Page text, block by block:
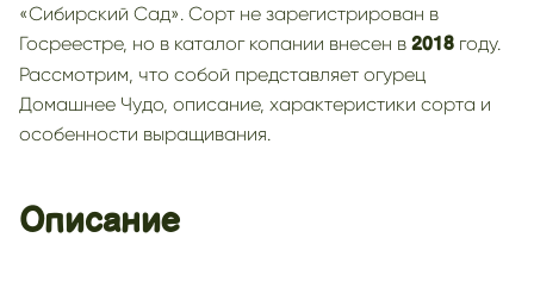
«Сибирский Сад». Сорт не зарегистрирован в
Госреестре, но в каталог копании внесен в 2018 году.
Рассмотрим, что собой представляет огурец
Домашнее Чудо, описание, характеристики сорта и
особенности выращивания.
Описание